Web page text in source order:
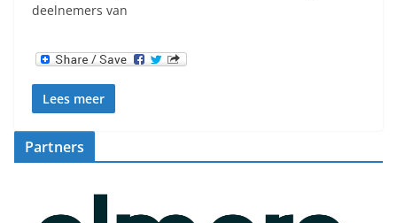
deelnemers van
Lees meer
Partners